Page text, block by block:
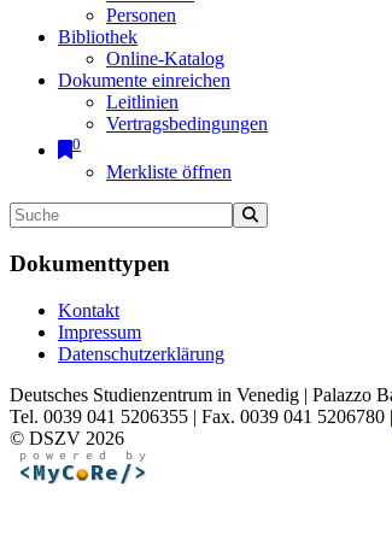
Personen
Bibliothek
Online-Katalog
Dokumente einreichen
Leitlinien
Vertragsbedingungen
0
Merkliste öffnen
Dokumenttypen
Kontakt
Impressum
Datenschutzerklärung
Deutsches Studienzentrum in Venedig | Palazzo
Tel. 0039 041 5206355 | Fax. 0039 041 5206780 |
© DSZV 2026